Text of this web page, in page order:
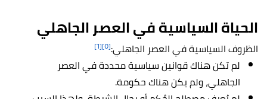
الحياة السياسية في العصر الجاهلي
الظروف السياسية في العصر الجاهلي:[٥] [٦]
لم تكن هناك قوانين سياسية محددة في العصر
الجاهلي، ولم يكن هناك حكومة.